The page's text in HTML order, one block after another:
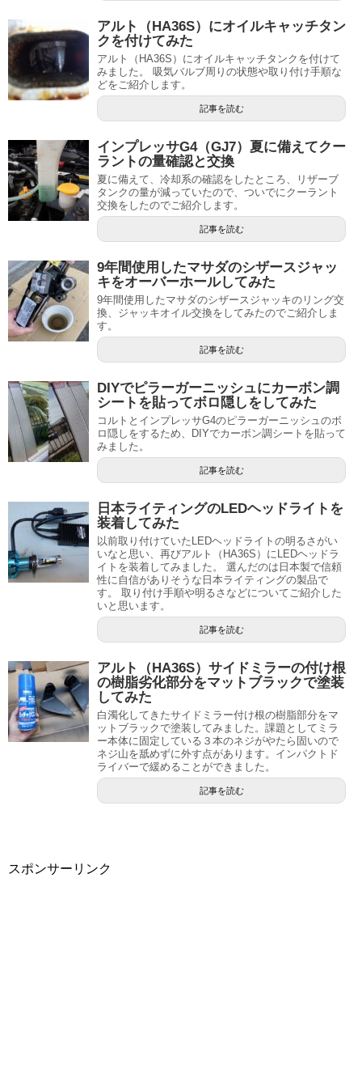
アルト（HA36S）にオイルキャッチタン
クを付けてみた
アルト（HA36S）にオイルキャッチタンクを付けて
みました。 吸気バルブ周りの状態や取り付け手順な
どをご紹介します。
記事を読む
インプレッサG4（GJ7）夏に備えてクー
ラントの量確認と交換
夏に備えて、冷却系の確認をしたところ、リザーブ
タンクの量が減っていたので、ついでにクーラント
交換をしたのでご紹介します。
記事を読む
9年間使用したマサダのシザースジャッ
キをオーバーホールしてみた
9年間使用したマサダのシザースジャッキのリング交
換、ジャッキオイル交換をしてみたのでご紹介しま
す。
記事を読む
DIYでピラーガーニッシュにカーボン調
シートを貼ってボロ隠しをしてみた
コルトとインプレッサG4のピラーガーニッシュのボ
ロ隠しをするため、DIYでカーボン調シートを貼って
みました。
記事を読む
日本ライティングのLEDヘッドライトを
装着してみた
以前取り付けていたLEDヘッドライトの明るさがい
いなと思い、再びアルト（HA36S）にLEDヘッドラ
イトを装着してみました。 選んだのは日本製で信頼
性に自信がありそうな日本ライティングの製品で
す。 取り付け手順や明るさなどについてご紹介した
いと思います。
記事を読む
アルト（HA36S）サイドミラーの付け根
の樹脂劣化部分をマットブラックで塗装
してみた
白濁化してきたサイドミラー付け根の樹脂部分をマ
ットブラックで塗装してみました。課題としてミラ
ー本体に固定している３本のネジがやたら固いので
ネジ山を舐めずに外す点があります。インパクトド
ライバーで緩めることができました。
記事を読む
スポンサーリンク